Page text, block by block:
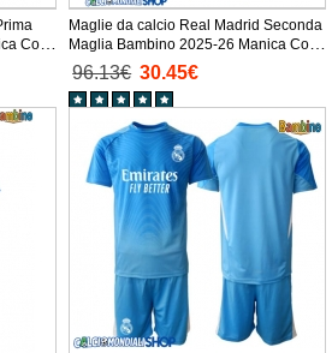
Corta
Maglie da calcio Real Madrid Seconda
Maglia Bambino 2025-26 Manica Corta
+ Pantaloni corti)
96.13€ 30.45€